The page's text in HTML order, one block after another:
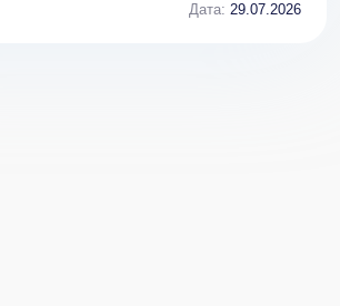
Дата: 29.07.2026